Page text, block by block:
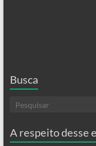
Busca
A respeito desse